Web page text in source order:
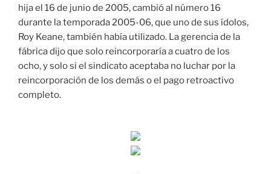
hija el 16 de junio de 2005, cambió al número 16
durante la temporada 2005-06, que uno de sus ídolos,
Roy Keane, también había utilizado. La gerencia de la
fábrica dijo que solo reincorporaría a cuatro de los
ocho, y solo si el sindicato aceptaba no luchar por la
reincorporación de los demás o el pago retroactivo
completo.